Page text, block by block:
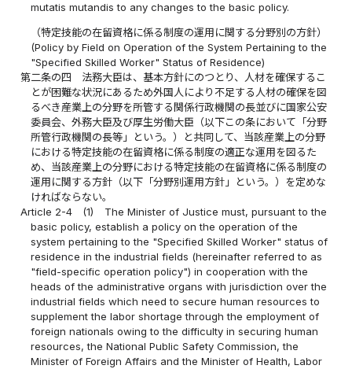
mutatis mutandis to any changes to the basic policy.
（特定技能の在留資格に係る制度の運用に関する分野別の方針）
(Policy by Field on Operation of the System Pertaining to the
"Specified Skilled Worker" Status of Residence)
第二条の四
法務大臣は、基本方針にのつとり、人材を確保するこ
とが困難な状況にあるため外国人により不足する人材の確保を図
るべき産業上の分野を所管する関係行政機関の長並びに国家公安
委員会、外務大臣及び厚生労働大臣（以下この条において「分野
所管行政機関の長等」という。）と共同して、当該産業上の分野
における特定技能の在留資格に係る制度の適正な運用を図るた
め、当該産業上の分野における特定技能の在留資格に係る制度の
運用に関する方針（以下「分野別運用方針」という。）を定めな
ければならない。
Article 2-4
(1)
The Minister of Justice must, pursuant to the
basic policy, establish a policy on the operation of the
system pertaining to the "Specified Skilled Worker" status of
residence in the industrial fields (hereinafter referred to as
"field-specific operation policy") in cooperation with the
heads of the administrative organs with jurisdiction over the
industrial fields which need to secure human resources to
supplement the labor shortage through the employment of
foreign nationals owing to the difficulty in securing human
resources, the National Public Safety Commission, the
Minister of Foreign Affairs and the Minister of Health, Labor